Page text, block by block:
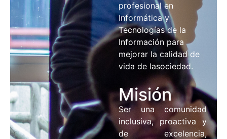
profesional en
Informática y
Tecnologías de la
Información para
mejorar la calidad de
vida de lasociedad.
Misión
Ser una comunidad
inclusiva, proactiva y
de excelencia,